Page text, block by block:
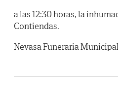
a las 12:30 horas, la
Contiendas.
Nevasa Funeraria Municipal